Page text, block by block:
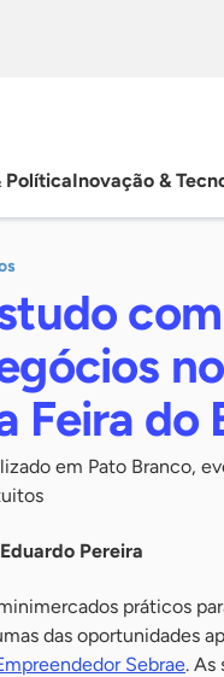
PolíticaInovação &
Feira do
em Pato Branco,
Eduardo Pereira
práticos
das oportunidades
Sebrae. As